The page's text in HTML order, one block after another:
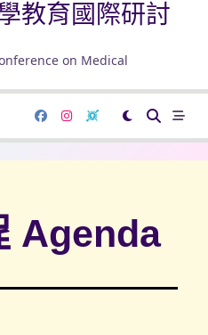
教育國際研討
on Medical
Agenda